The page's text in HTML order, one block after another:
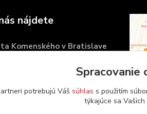
nájdete
Komenského v Bratislave
Spracovanie
potrebujú Váš súhlas s použitím
týkajúce sa Vašich